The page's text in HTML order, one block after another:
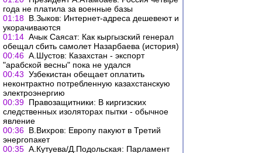
года не платила за военные базы
01:18 В.Зыков: Интернет-адреса дешевеют и
укорачиваются
01:14 Ачык Саясат: Как кыргызский генерал
обещал сбить самолет Назарбаева (история)
00:46 А.Шустов: Казахстан - экспорт
"арабской весны" пока не удался
00:43 Узбекистан обещает оплатить
неконтрактно потребленную казахстанскую
электроэнергию
00:39 Правозащитники: В киргизских
следственных изоляторах пытки - обычное
явление
00:36 В.Вихров: Европу пакуют в Третий
энергопакет
00:35 А.Кутуева/Д.Подольская: Парламент